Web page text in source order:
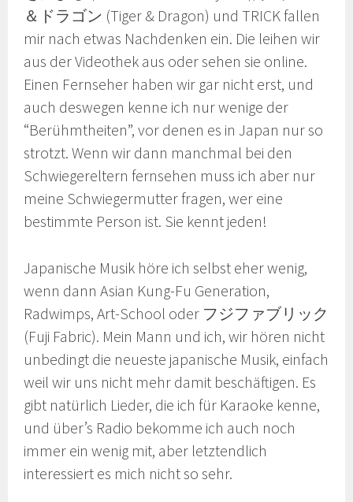
＆ドラゴン (Tiger & Dragon) und TRICK fallen
mir nach etwas Nachdenken ein. Die leihen wir
aus der Videothek aus oder sehen sie online.
Einen Fernseher haben wir gar nicht erst, und
auch deswegen kenne ich nur wenige der
“Berühmtheiten”, vor denen es in Japan nur so
strotzt. Wenn wir dann manchmal bei den
Schwiegereltern fernsehen muss ich aber nur
meine Schwiegermutter fragen, wer eine
bestimmte Person ist. Sie kennt jeden!
Japanische Musik höre ich selbst eher wenig,
wenn dann Asian Kung-Fu Generation,
Radwimps, Art-School oder フジファブリック
(Fuji Fabric). Mein Mann und ich, wir hören nicht
unbedingt die neueste japanische Musik, einfach
weil wir uns nicht mehr damit beschäftigen. Es
gibt natürlich Lieder, die ich für Karaoke kenne,
und über’s Radio bekomme ich auch noch
immer ein wenig mit, aber letztendlich
interessiert es mich nicht so sehr.